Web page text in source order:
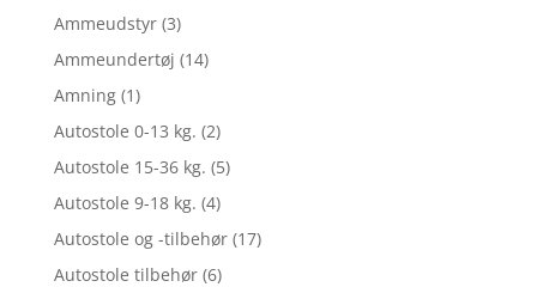
Ammeudstyr (3)
Ammeundertøj (14)
Amning (1)
Autostole 0-13 kg. (2)
Autostole 15-36 kg. (5)
Autostole 9-18 kg. (4)
Autostole og -tilbehør (17)
Autostole tilbehør (6)